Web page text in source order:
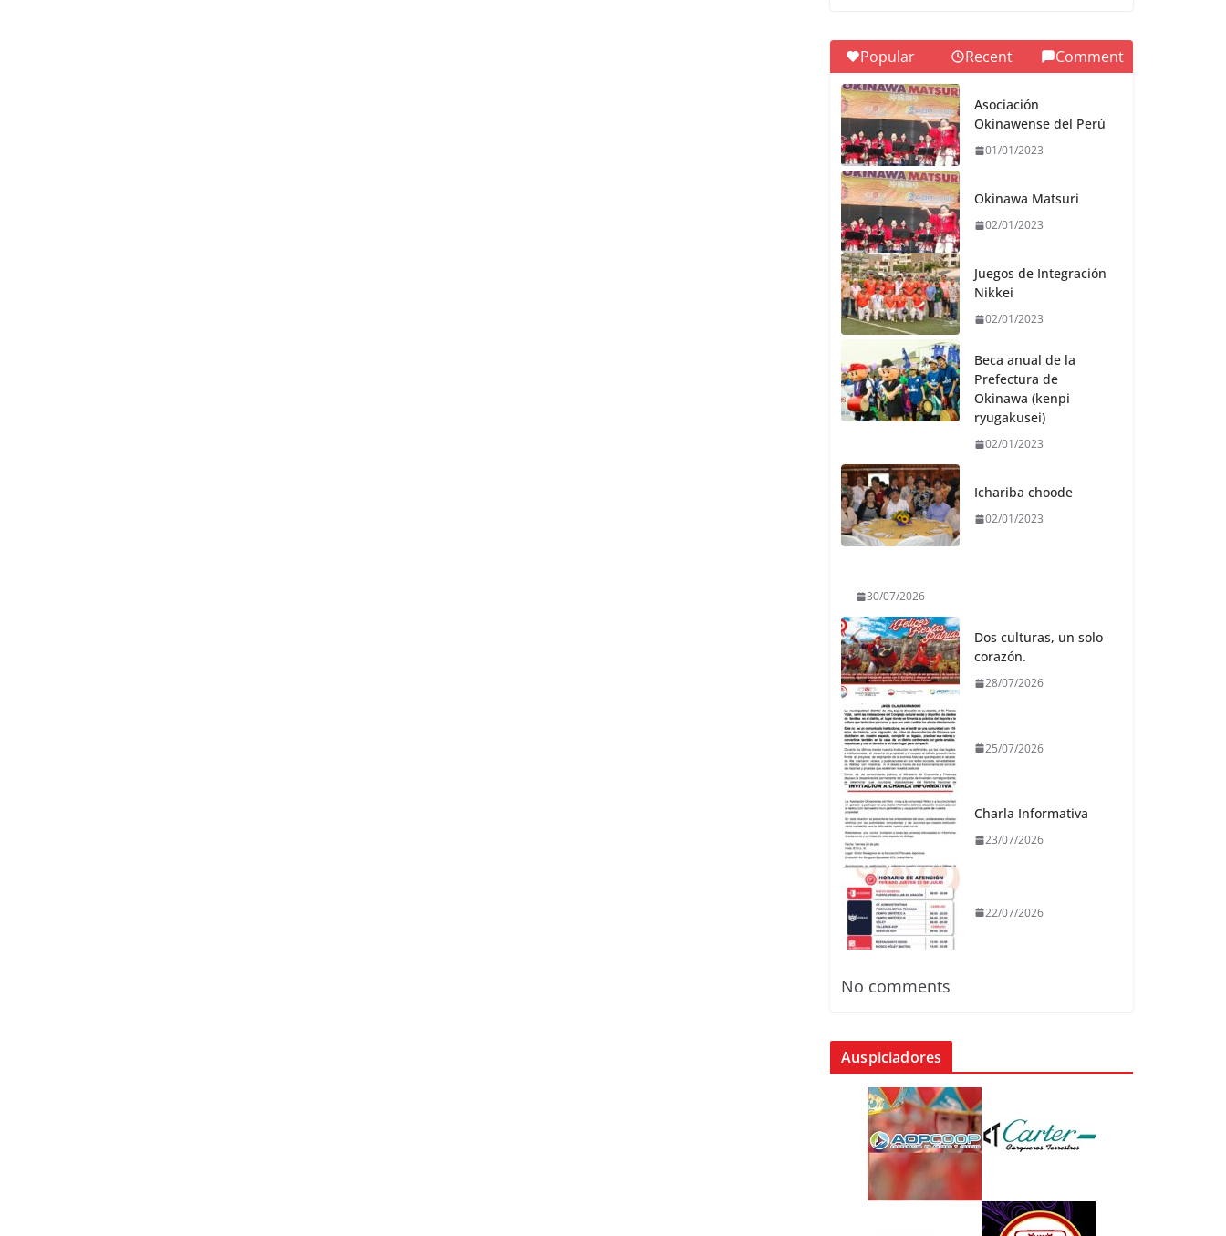
Popular Recent Comment
Asociación
Okinawense del Perú
01/01/2023
Okinawa Matsuri
02/01/2023
Juegos de Integración
Nikkei
02/01/2023
Beca anual de la
Prefectura de
Okinawa (kenpi
ryugakusei)
02/01/2023
Ichariba choode
02/01/2023
30/07/2026
Dos culturas, un solo
corazón.
28/07/2026
25/07/2026
Charla Informativa
23/07/2026
22/07/2026
No comments
Auspiciadores